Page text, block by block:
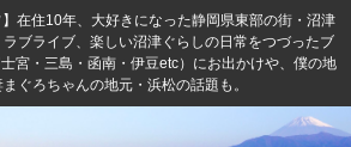
】在住10年、大好きになった静岡県東部の街・沼津
ブライブ、楽しい沼津ぐらしの日常をつづったブ
宮・三島・函南・伊豆etc）にお出かけや、僕の地
ぐろちゃんの地元・浜松の話題も。